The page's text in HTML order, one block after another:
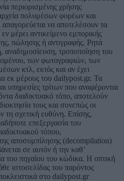
περιορισμένης χρήσης
πολυμέσων φορέων και
να αποτελέσουν τα
μέρει αντικείμενο εμπορικής
πώλησης ή αντιγραφής. Ρητά
αναδημοσίευση, τροποποίηση του
των φωτογραφιών, των
κτλ, εκτός και αν έχει
εκ μέρους του dailypost.gr. Τα
υπηρεσίες τρίτων που αναφέρονται
διαδικτυακό τόπο, αποτελούν
τους και συνεπώς οι
τη σχετική ευθύνη. Επίσης,
επεξεργασία του
τόπου,
αποσυμπίλησης (decompilation)
σε αυτόν ή την καθ’
του πηγαίου του κώδικα. Η οπτική
ιστοσελίδας του παρόντος
στο dailypost.gr